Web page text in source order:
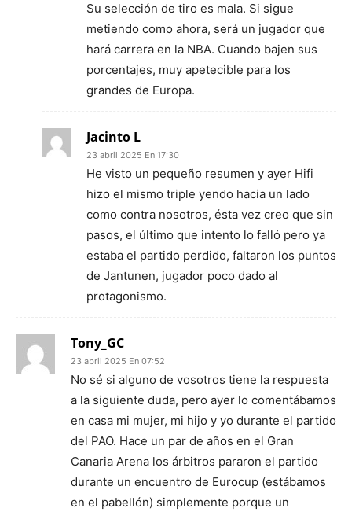
Su selección de tiro es mala. Si sigue
metiendo como ahora, será un jugador que
hará carrera en la NBA. Cuando bajen sus
porcentajes, muy apetecible para los
grandes de Europa.
Jacinto L
23 abril 2025 En 17:30
He visto un pequeño resumen y ayer Hifi
hizo el mismo triple yendo hacia un lado
como contra nosotros, ésta vez creo que sin
pasos, el último que intento lo falló pero ya
estaba el partido perdido, faltaron los puntos
de Jantunen, jugador poco dado al
protagonismo.
Tony_GC
23 abril 2025 En 07:52
No sé si alguno de vosotros tiene la respuesta
a la siguiente duda, pero ayer lo comentábamos
en casa mi mujer, mi hijo y yo durante el partido
del PAO. Hace un par de años en el Gran
Canaria Arena los árbitros pararon el partido
durante un encuentro de Eurocup (estábamos
en el pabellón) simplemente porque un